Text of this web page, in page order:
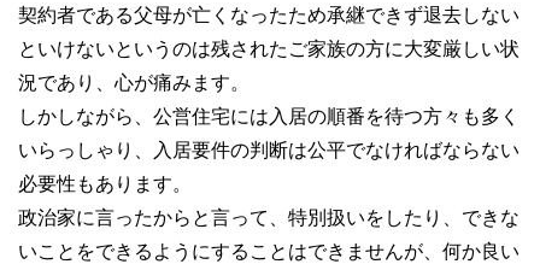
契約者である父母が亡くなったため承継できず退去しない
といけないというのは残されたご家族の方に大変厳しい状
況であり、心が痛みます。
しかしながら、公営住宅には入居の順番を待つ方々も多く
いらっしゃり、入居要件の判断は公平でなければならない
必要性もあります。
政治家に言ったからと言って、特別扱いをしたり、できな
いことをできるようにすることはできませんが、何か良い